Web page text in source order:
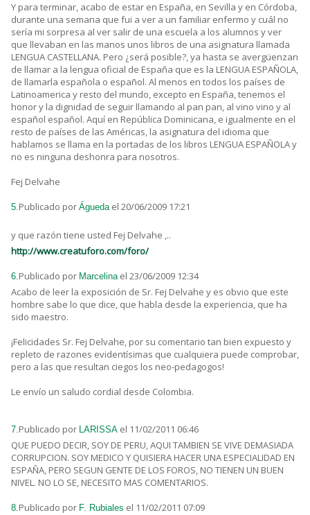
Y para terminar, acabo de estar en España, en Sevilla y en Córdoba,
durante una semana que fui a ver a un familiar enfermo y cuál no
sería mi sorpresa al ver salir de una escuela a los alumnos y ver
que llevaban en las manos unos libros de una asignatura llamada
LENGUA CASTELLANA. Pero ¿será posible?, ya hasta se avergüenzan
de llamar a la lengua oficial de España que es la LENGUA ESPAÑOLA,
de llamarla española o español. Al menos en todos los países de
Latinoamerica y resto del mundo, excepto en España, tenemos el
honor y la dignidad de seguir llamando al pan pan, al vino vino y al
español español. Aquí en República Dominicana, e igualmente en el
resto de países de las Américas, la asignatura del idioma que
hablamos se llama en la portadas de los libros LENGUA ESPAÑOLA y
no es ninguna deshonra para nosotros.
Fej Delvahe
5.Publicado por Águeda el 20/06/2009 17:21
y que razón tiene usted Fej Delvahe ,..
http://www.creatuforo.com/foro/
6.Publicado por Marcelina el 23/06/2009 12:34
Acabo de leer la exposición de Sr. Fej Delvahe y es obvio que este
hombre sabe lo que dice, que habla desde la experiencia, que ha
sido maestro.
¡Felicidades Sr. Fej Delvahe, por su comentario tan bien expuesto y
repleto de razones evidentísimas que cualquiera puede comprobar,
pero a las que resultan ciegos los neo-pedagogos!
Le envío un saludo cordial desde Colombia.
7.Publicado por LARISSA el 11/02/2011 06:46
QUE PUEDO DECIR, SOY DE PERU, AQUI TAMBIEN SE VIVE DEMASIADA
CORRUPCION. SOY MEDICO Y QUISIERA HACER UNA ESPECIALIDAD EN
ESPAÑA, PERO SEGUN GENTE DE LOS FOROS, NO TIENEN UN BUEN
NIVEL. NO LO SE, NECESITO MAS COMENTARIOS.
8.Publicado por F. Rubiales el 11/02/2011 07:09